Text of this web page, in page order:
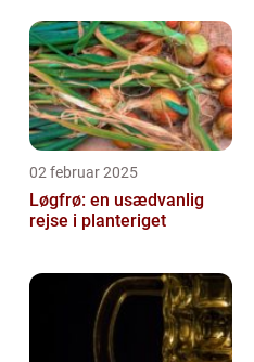
02 februar 2025
Løgfrø: en usædvanlig
rejse i planteriget